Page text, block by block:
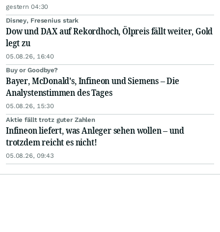
gestern 04:30
Disney, Fresenius stark
Dow und DAX auf Rekordhoch, Ölpreis fällt weiter, Gold
legt zu
05.08.26, 16:40
Buy or Goodbye?
Bayer, McDonald's, Infineon und Siemens – Die
Analystenstimmen des Tages
05.08.26, 15:30
Aktie fällt trotz guter Zahlen
Infineon liefert, was Anleger sehen wollen – und
trotzdem reicht es nicht!
05.08.26, 09:43